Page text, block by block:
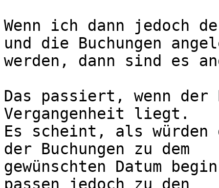
Wenn ich dann jedoch
und die Buchungen
werden, dann sind es
Das passiert, wenn der
Vergangenheit liegt.
Es scheint, als würden
der Buchungen zu dem
gewünschten Datum
passen jedoch zu den